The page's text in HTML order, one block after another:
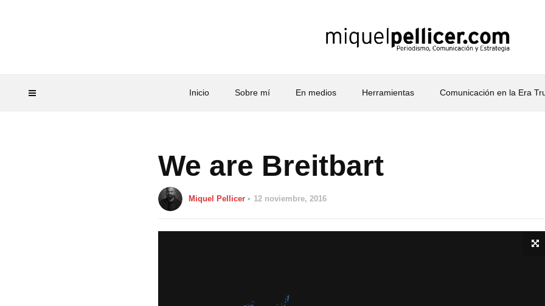
Inicio Sobre mí En medios Herramientas Comunicación en la Era
We are Breitbart
Miquel Pellicer 12 noviembre, 2016